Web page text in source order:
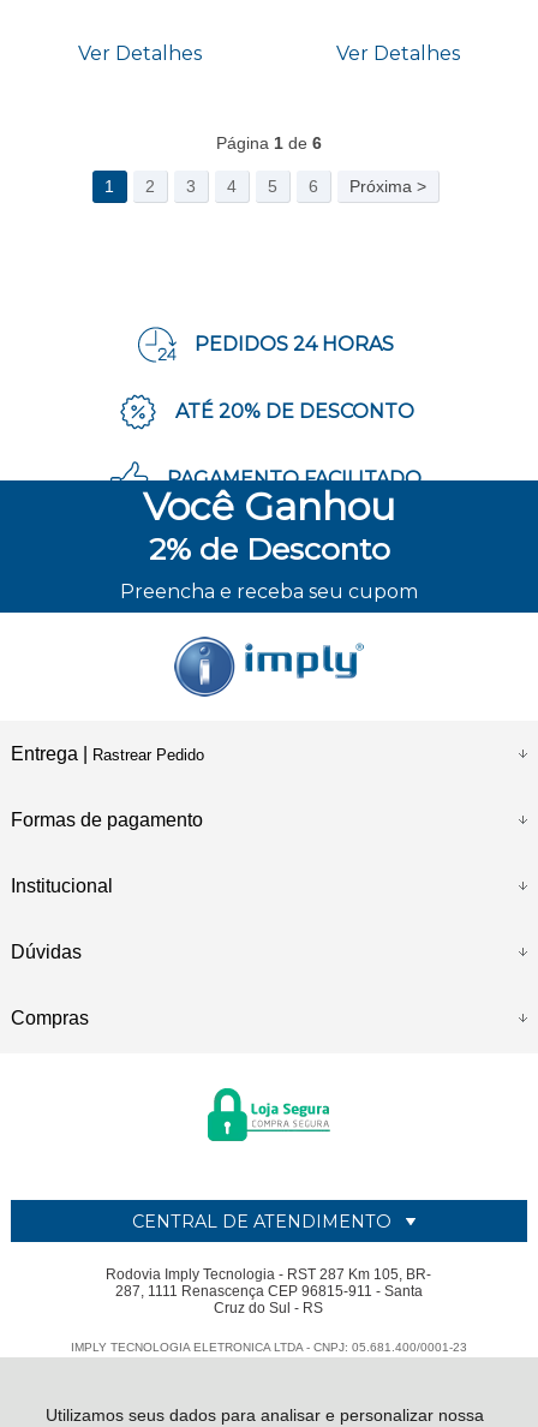
Utilizamos seus dados para analisar e personalizar nossa
Ver Detalhes Ver Detalhes
Página 1de 6
1 2 3 4 5 6 Próxima >
PEDIDOS 24 HORAS
ATÉ 20% DE DESCONTO
PAGAMENTO FACILITADO
ENVIO RÁPIDO
Você Ganhou
2%de Desconto
Preencha e receba seu cupom
Entrega | Rastrear Pedido
Formas de pagamento
Institucional
Dúvidas
Compras
CENTRAL DE ATENDIMENTO
Rodovia Imply Tecnologia - RST 287 Km 105, BR-
287, 1111 Renascença CEP 96815-911 - Santa
Cruz do Sul - RS
IMPLY TECNOLOGIA ELETRONICA LTDA - CNPJ: 05.681.400/0001-23